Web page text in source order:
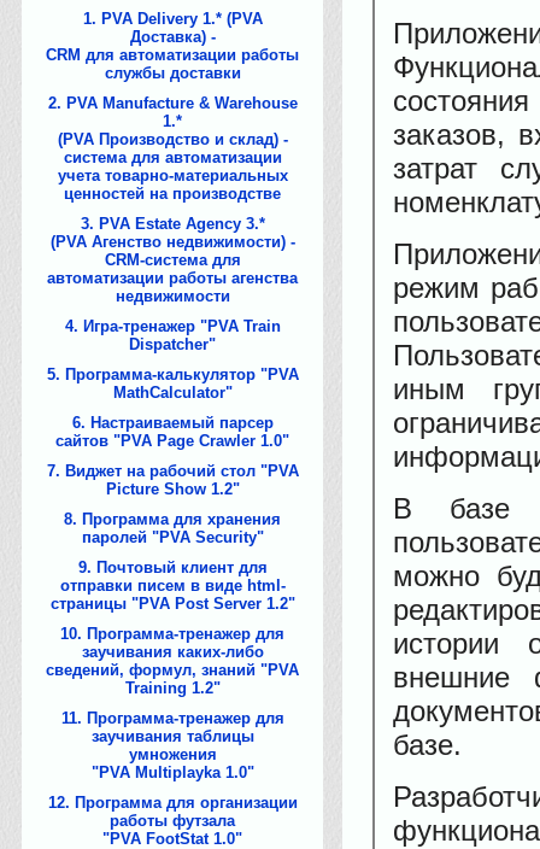
1
PVA Delivery 1.* (PVA
Доставка) -
CRM для автоматизации работы
службы доставки
2
PVA Manufacture & Warehouse
1.*
(PVA Производство и склад) -
система для автоматизации
учета товарно-материальных
ценностей на производстве
3
PVA Estate Agency 3.*
(PVA Агенство недвижимости) -
CRM-система для
автоматизации работы агенства
недвижимости
4
Игра-тренажер "PVA Train
Dispatcher"
5
Программа-калькулятор "PVA
MathCalculator"
6
Настраиваемый парсер
сайтов "PVA Page Crawler 1.0"
7
Виджет на рабочий стол "PVA
Picture Show 1.2"
8
Программа для хранения
паролей "PVA Security"
9
Почтовый клиент для
отправки писем в виде html-
страницы "PVA Post Server 1.2"
10
Программа-тренажер для
заучивания каких-либо
сведений, формул, знаний "PVA
Training 1.2"
11
Программа-тренажер для
заучивания таблицы
умножения
"PVA Multiplayka 1.0"
12
Программа для организации
работы футзала
"PVA FootStat 1.0"
заказов,
затрат
режим
иным
В базе
можно
истории
внешние
базе.